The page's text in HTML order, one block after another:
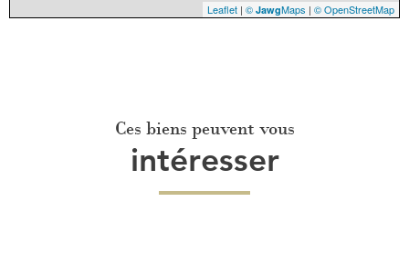
Leaflet | © JawgMaps | © OpenStreetMap
Ces biens peuvent vous
intéresser